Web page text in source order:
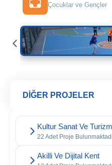
Çocuklar ve Gençler
DİĞER PROJELER
Kultur Sanat Ve Turizm
22 Adet Proje
Akilli Ve Dijital Kent